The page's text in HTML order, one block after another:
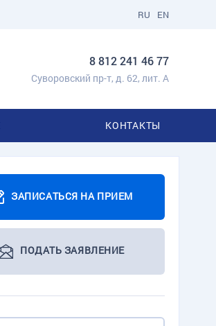
EN
RU
8 812 241 46 77
Суворовский пр-т, д. 62, лит. А
КОНТАКТЫ
ЗАПИСАТЬСЯ НА ПРИЕМ
ПОДАТЬ ЗАЯВЛЕНИЕ